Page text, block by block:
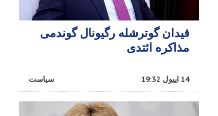
فیدان گوترشله رگیونال گوندمی
مذاکره ائتدی
سیاست 14 اییول 19:32